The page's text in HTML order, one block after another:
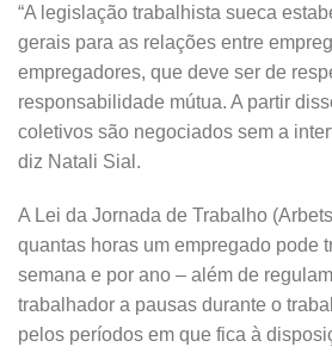
“A legislação trabalhista sueca
gerais para as relações entre
empregadores, que deve ser de
responsabilidade mútua. A partir
coletivos são negociados sem a
diz Natali Sial.
A Lei da Jornada de Trabalho
quantas horas um empregado pode
semana e por ano – além de
trabalhador a pausas durante o
pelos períodos em que fica à